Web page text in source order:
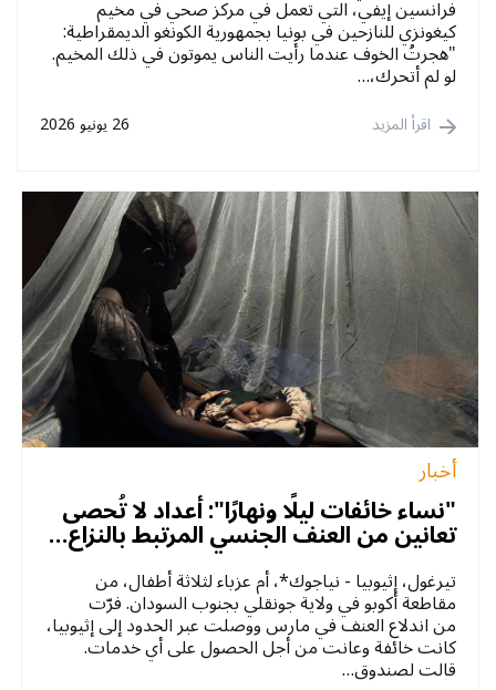
فرانسين إيفي، التي تعمل في مركز صحي في مخيم
كيغونزي للنازحين في بونيا بجمهورية الكونغو الديمقراطية:
"هجرتُ الخوف عندما رأيت الناس يموتون في ذلك المخيم.
لو لم أتحرك،…
26 يونيو 2026 اقرأ المزيد
أخبار
"نساء خائفات ليلًا ونهارًا": أعداد لا تُحصى
تعانين من العنف الجنسي المرتبط بالنزاع…
تيرغول، إثيوبيا - نياجوك*، أم عزباء لثلاثة أطفال، من
مقاطعة أكوبو في ولاية جونقلي بجنوب السودان. فرّت
من اندلاع العنف في مارس ووصلت عبر الحدود إلى إثيوبيا،
كانت خائفة وعانت من أجل الحصول على أي خدمات.
قالت لصندوق…